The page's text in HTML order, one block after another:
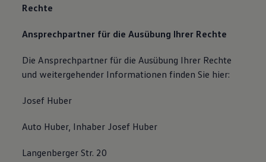
Rechte
Ansprechpartner für die Ausübung Ihrer Rechte
Die Ansprechpartner für die Ausübung Ihrer Rechte
und weitergehender Informationen finden Sie hier:
Josef Huber
Auto Huber, Inhaber Josef Huber
Langenberger Str. 20